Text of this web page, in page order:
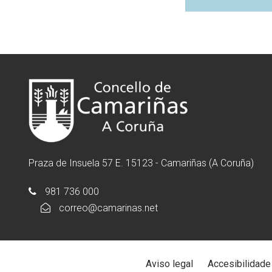
Praza de Insuela 57 E. 15123 - Camariñas (A Coruña)
981 736 000
correo@camarinas.net
Aviso legal Accesibilidade